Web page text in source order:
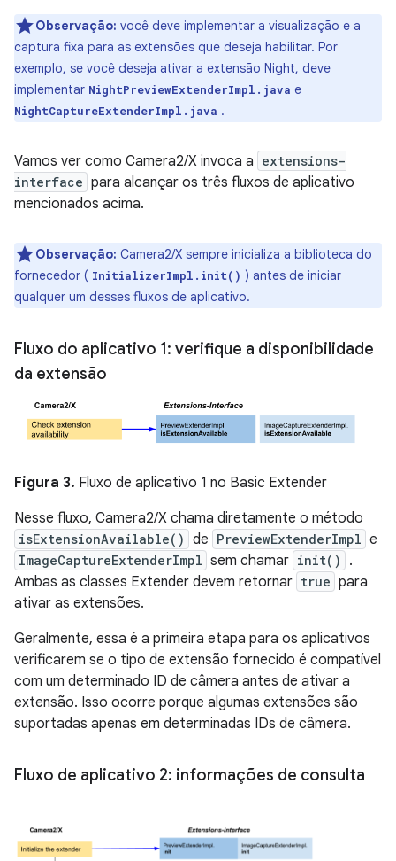
Observação: você deve implementar a visualização e a
captura fixa para as extensões que deseja habilitar. Por
exemplo, se você deseja ativar a extensão Night, deve
implementar NightPreviewExtenderImpl.java e
NightCaptureExtenderImpl.java .
Vamos ver como Camera2/X invoca a extensions-
interface para alcançar os três fluxos de aplicativo
mencionados acima.
Observação: Camera2/X sempre inicializa a biblioteca do
fornecedor ( InitializerImpl.init() ) antes de iniciar
qualquer um desses fluxos de aplicativo.
Fluxo do aplicativo 1: verifique a disponibilidade
da extensão
Figura 3. Fluxo de aplicativo 1 no Basic Extender
Nesse fluxo, Camera2/X chama diretamente o método
isExtensionAvailable() de PreviewExtenderImpl e
ImageCaptureExtenderImpl sem chamar init()
.
Ambas as classes Extender devem retornar true para
ativar as extensões.
Geralmente, essa é a primeira etapa para os aplicativos
verificarem se o tipo de extensão fornecido é compatível
com um determinado ID de câmera antes de ativar a
extensão. Isso ocorre porque algumas extensões são
suportadas apenas em determinadas IDs de câmera.
Fluxo de aplicativo 2: informações de consulta